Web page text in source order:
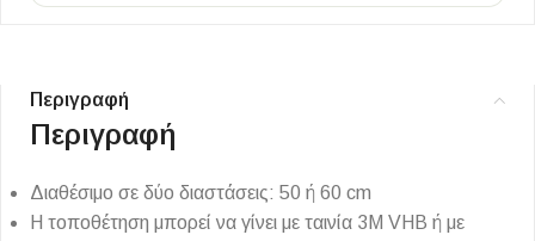
Περιγραφή
Περιγραφή
Διαθέσιμο σε δύο διαστάσεις: 50 ή 60 cm
Η τοποθέτηση μπορεί να γίνει με ταινία 3Μ VHB ή με